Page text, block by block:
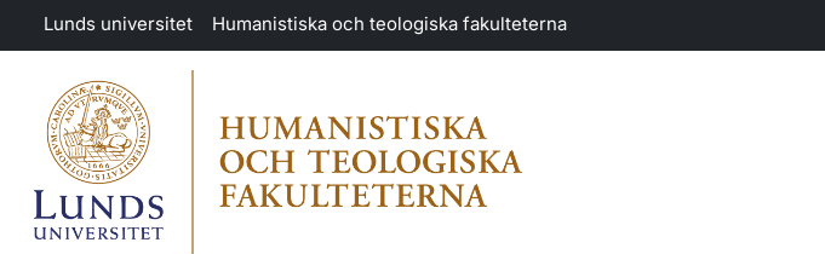
Hoppa till huvudinnehåll
Lunds universitet Humanistiska och teologiska fakulteterna